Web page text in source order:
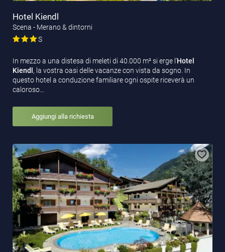
Hotel Kiendl
Scena - Merano & dintorni
S
In mezzo a una distesa di meleti di 40.000 m² si erge l’Hotel
Kiendl , la vostra oasi delle vacanze con vista da sogno. In
questo hotel a conduzione familiare ogni ospite riceverà un
caloroso…
Aggiungi alla richiesta